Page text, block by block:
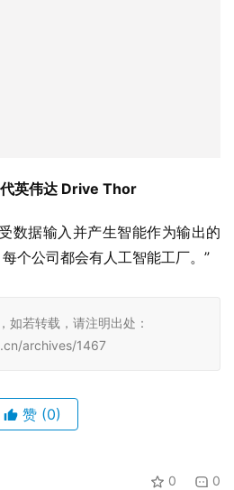
代英伟达 Drive Thor
数据输入并产生智能作为输出的
个公司都会有人工智能工厂。”
如若转载，请注明出处：
archives/1467
赞 (0)
0 0